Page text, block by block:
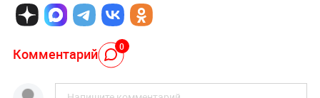
Комментарий 0